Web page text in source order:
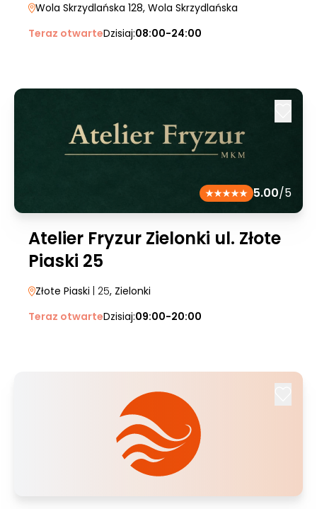
Wola Skrzydlańska 128, Wola Skrzydlańska
Teraz otwarteDzisiaj:08:00-24:00
5.00/5
Atelier Fryzur Zielonki ul. Złote
Piaski 25
Złote Piaski | 25, Zielonki
Teraz otwarteDzisiaj:09:00-20:00